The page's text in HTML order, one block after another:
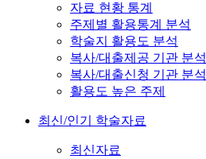
자료 현황 통계
주제별 활용통계 분석
학술지 활용도 분석
복사/대출제공 기관 분석
복사/대출신청 기관 분석
활용도 높은 주제
최신/인기 학술자료
최신자료